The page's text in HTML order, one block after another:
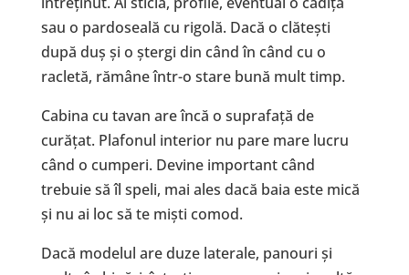
sau o pardoseală cu rigolă. Dacă o clătești
după duș și o ștergi din când în când cu o
racletă, rămâne într-o stare bună mult timp.
Cabina cu tavan are încă o suprafață de
curățat. Plafonul interior nu pare mare lucru
când o cumperi. Devine important când
trebuie să îl speli, mai ales dacă baia este mică
și nu ai loc să te miști comod.
Dacă modelul are duze laterale, panouri și